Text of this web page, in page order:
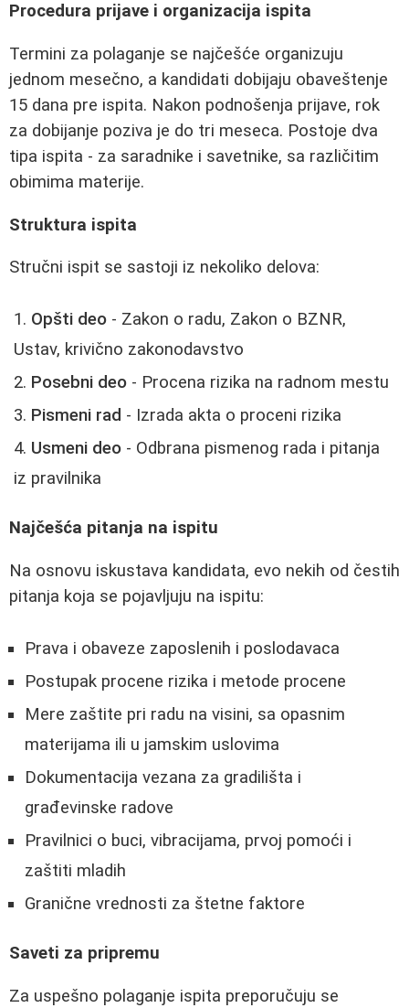
Procedura prijave i organizacija ispita
Termini za polaganje se najčešće organizuju
jednom mesečno, a kandidati dobijaju obaveštenje
15 dana pre ispita. Nakon podnošenja prijave, rok
za dobijanje poziva je do tri meseca. Postoje dva
tipa ispita - za saradnike i savetnike, sa različitim
obimima materije.
Struktura ispita
Stručni ispit se sastoji iz nekoliko delova:
Opšti deo - Zakon o radu, Zakon o BZNR,
Ustav, krivično zakonodavstvo
Posebni deo - Procena rizika na radnom mestu
Pismeni rad - Izrada akta o proceni rizika
Usmeni deo - Odbrana pismenog rada i pitanja
iz pravilnika
Najčešća pitanja na ispitu
Na osnovu iskustava kandidata, evo nekih od čestih
pitanja koja se pojavljuju na ispitu:
Prava i obaveze zaposlenih i poslodavaca
Postupak procene rizika i metode procene
Mere zaštite pri radu na visini, sa opasnim
materijama ili u jamskim uslovima
Dokumentacija vezana za gradilišta i
građevinske radove
Pravilnici o buci, vibracijama, prvoj pomoći i
zaštiti mladih
Granične vrednosti za štetne faktore
Saveti za pripremu
Za uspešno polaganje ispita preporučuju se